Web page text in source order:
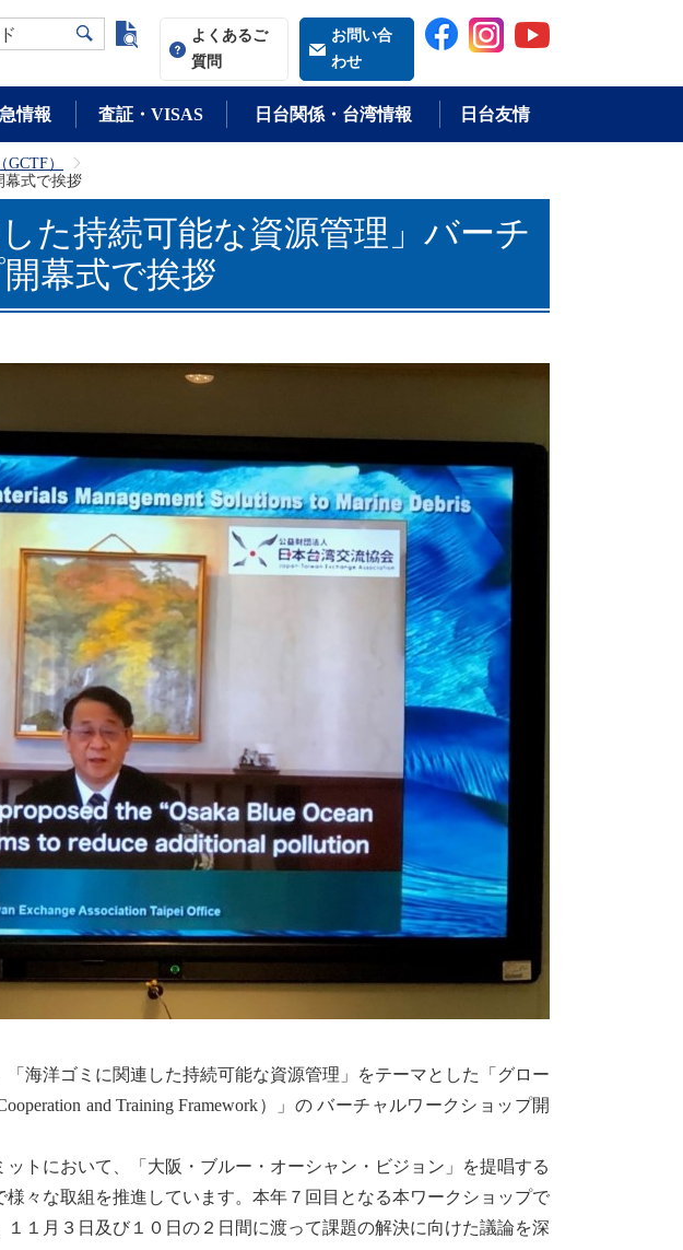
よく検索される語
よくあるご
質問
お問い合
わせ
情報 査証・VISAS 日台関係・台湾情報 日台友情
）
幕式で挨拶
た持続可能な資源管理」バーチ
幕式で挨拶
海洋ゴミに関連した持続可能な資源管理」をテーマとした「グロー
and Training Framework）」の バーチャルワークショップ開
トにおいて、「大阪・ブルー・オーシャン・ビジョン」を提唱する
々な取組を推進しています。本年７回目となる本ワークショップで
１月３日及び１０日の２日間に渡って課題の解決に向けた議論を深